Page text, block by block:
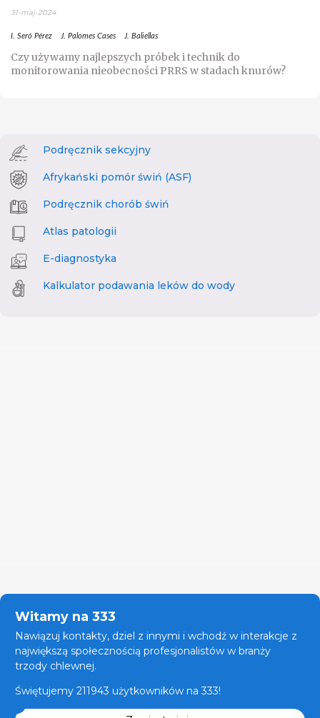
31-maj-2024
I. Seró Pérez J. Palomes Cases J. Baliellas
Czy używamy najlepszych próbek i technik do
monitorowania nieobecności PRRS w stadach knurów?
Podręcznik sekcyjny
Afrykański pomór świń (ASF)
Podręcznik chorób świń
Atlas patologii
E-diagnostyka
Kalkulator podawania leków do wody
Witamy na 333
Nawiązuj kontakty, dziel z innymi i wchodź w interakcje z
największą społecznością profesjonalistów w branży
trzody chlewnej.
Świętujemy 211943 użytkowników na 333!